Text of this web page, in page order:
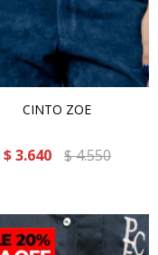
CINTO ZOE
$ 3.640 $4.550